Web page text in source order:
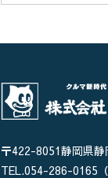
〒422-8051静岡県
TEL.054-286-0165（